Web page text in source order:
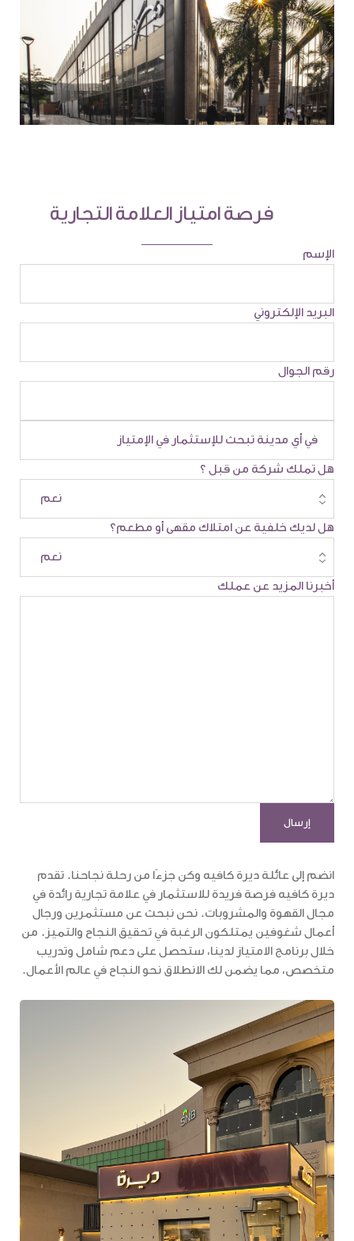
فرصة امتياز العلامة التجارية
الإسم
البريد الإلكتروني
رقم الجوال
هل تملك شركة من قبل ؟
هل لديك خلفية عن امتلاك مقهى أو مطعم؟
أخبرنا المزيد عن عملك
انضم إلى عائلة ديرة كافيه وكن جزءًا من رحلة نجاحنا. تقدم
ديرة كافيه فرصة فريدة للاستثمار في علامة تجارية رائدة في
مجال القهوة والمشروبات. نحن نبحث عن مستثمرين ورجال
أعمال شغوفين يمتلكون الرغبة في تحقيق النجاح والتميز. من
خلال برنامج الامتياز لدينا، ستحصل على دعم شامل وتدريب
متخصص، مما يضمن لك الانطلاق نحو النجاح في عالم الأعمال.